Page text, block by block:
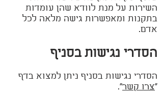
השירות על מנת לוודא שהן עומדות
בתקנות ומאפשרות גישה מלאה לכל
אדם.
הסדרי נגישות בסניף
הסדרי נגישות בסניף ניתן למצוא בדף
"צרו קשר".